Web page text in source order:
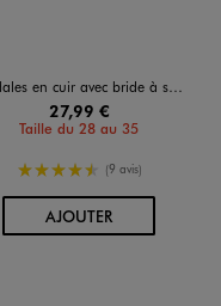
en cuir avec bride à scratch fille - Lovely Wings
27,99 €
Taille du 28 au 35
4.5/5 de moyenne
(9 avis)
AJOUTERAU PANIER